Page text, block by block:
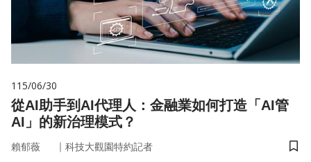
115/06/30
從AI助手到AI代理人：金融業如何打造「AI管
AI」的新治理模式？
賴郁薇 ｜ 科技大觀園特約記者
儲